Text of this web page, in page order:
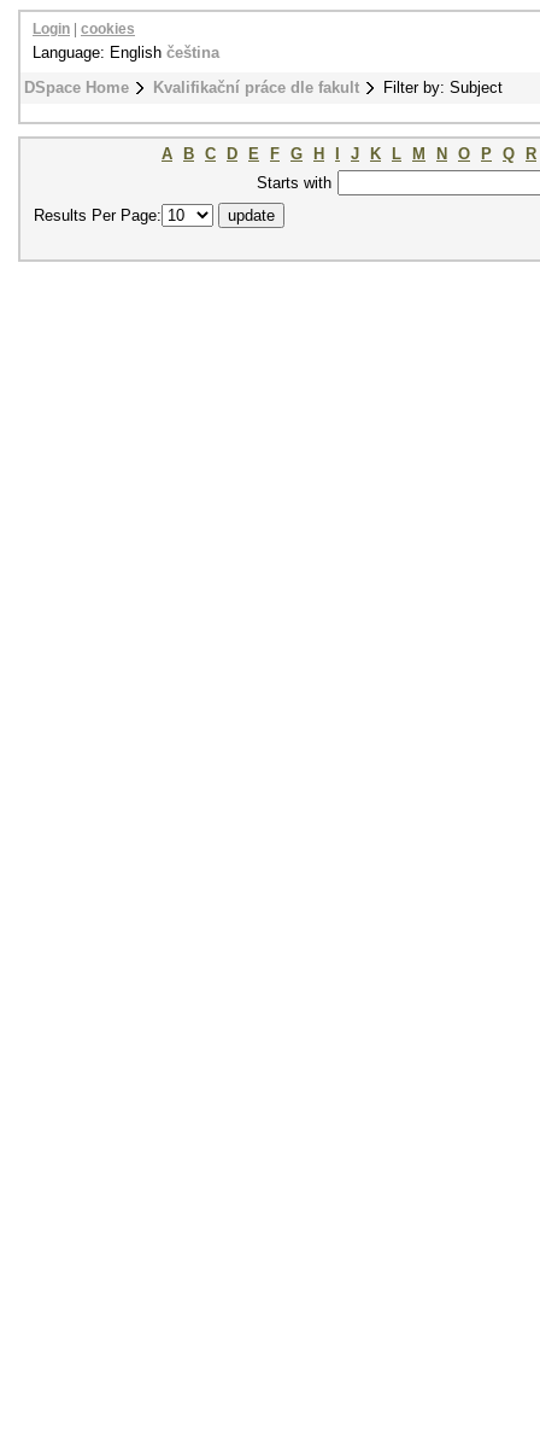
DSpace Home Kvalifikační práce dle fakult Filter by: Subject
Login cookies
Language: English čeština
A B C D E F G H J K L M N O P Q
R
Starts with
Results Per Page: